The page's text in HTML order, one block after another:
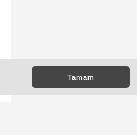
Tamam